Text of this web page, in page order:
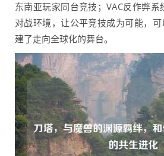
东南亚玩家同台竞技；VAC反作弊
对战环境，让公平竞技成为可能，
建了走向全球化的舞台。